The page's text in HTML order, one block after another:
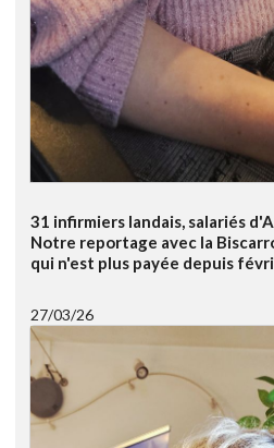
31 infirmiers landais, salariés
Notre reportage avec la
qui n'est plus payée depuis
27/03/26